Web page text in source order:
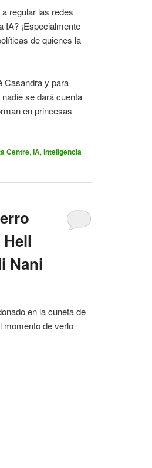
regular las redes
IA? ¡Especialmente
de quienes la
Casandra y para
se dará cuenta
en princesas
Centre, IA, Inteligencia
Nani
en la cuneta de
momento de verlo